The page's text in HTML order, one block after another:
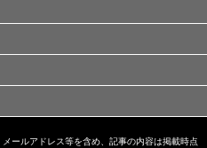
ールアドレス等を含め、記事の内容は掲載時点